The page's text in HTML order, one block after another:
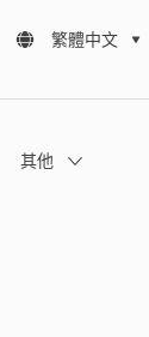
繁體中文
其他